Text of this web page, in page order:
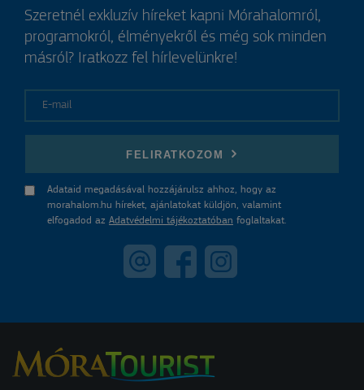
Szeretnél exkluzív híreket kapni Mórahalomról,
programokról, élményekről és még sok minden
másról? Iratkozz fel hírlevelünkre!
FELIRATKOZOM
Adataid megadásával hozzájárulsz ahhoz, hogy az
morahalom.hu híreket, ajánlatokat küldjön, valamint
elfogadod az Adatvédelmi tájékoztatóban foglaltakat.